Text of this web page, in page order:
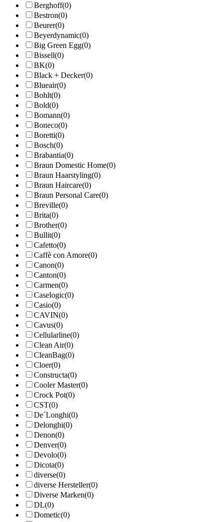
Berghoff(0)
Bestron(0)
Beurer(0)
Beyerdynamic(0)
Big Green Egg(0)
Bissell(0)
BK(0)
Black + Decker(0)
Blueair(0)
Bohlt(0)
Bold(0)
Bomann(0)
Boneco(0)
Boretti(0)
Bosch(0)
Brabantia(0)
Braun Domestic Home(0)
Braun Haarstyling(0)
Braun Haircare(0)
Braun Personal Care(0)
Breville(0)
Brita(0)
Brother(0)
Bullit(0)
Cafetto(0)
Caffè con Amore(0)
Canon(0)
Canton(0)
Carmen(0)
Caselogic(0)
Casio(0)
CAVIN(0)
Cavus(0)
Cellularline(0)
Clean Air(0)
CleanBag(0)
Cloer(0)
Constructa(0)
Cooler Master(0)
Crock Pot(0)
CST(0)
De´Longhi(0)
Delonghi(0)
Denon(0)
Denver(0)
Devolo(0)
Dicota(0)
diverse(0)
diverse Hersteller(0)
Diverse Marken(0)
DL(0)
Dometic(0)